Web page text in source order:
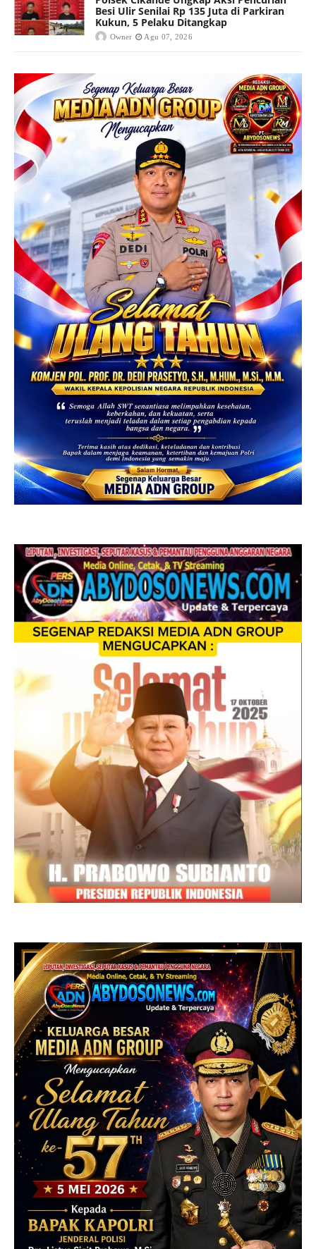
Besi Ulir Senilai Rp 135 Juta di Parkiran
Kukun, 5 Pelaku Ditangkap
Owner Agu 07, 2026